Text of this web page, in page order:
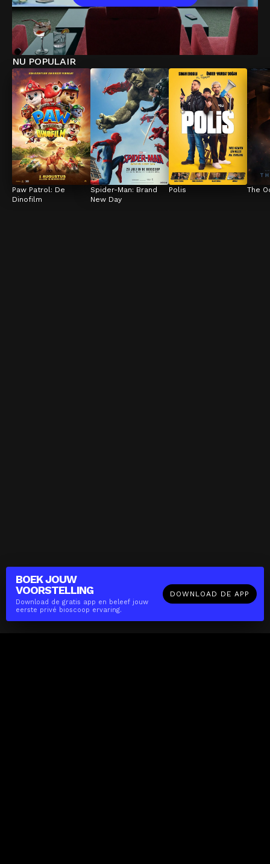
BOEK JOUW
VOORSTELLING
Download de gratis app en beleef jouw
eerste privé bioscoop ervaring.
DOWNLOAD DE APP
NU POPULAIR
Paw Patrol: De
Dinofilm
Spider-Man: Brand
New Day
Polis The